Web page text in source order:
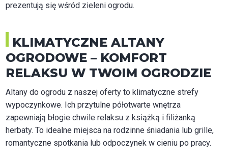
prezentują się wśród zieleni ogrodu.
KLIMATYCZNE ALTANY
OGRODOWE – KOMFORT
RELAKSU W TWOIM OGRODZIE
Altany do ogrodu z naszej oferty to klimatyczne strefy
wypoczynkowe. Ich przytulne półotwarte wnętrza
zapewniają błogie chwile relaksu z książką i filiżanką
herbaty. To idealne miejsca na rodzinne śniadania lub grille,
romantyczne spotkania lub odpoczynek w cieniu po pracy.